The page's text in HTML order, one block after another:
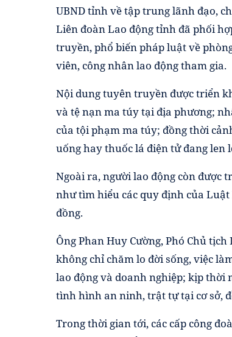
UBND tỉnh về tập trung lãnh đạo,
Liên đoàn Lao động tỉnh đã phối
truyền, phổ biến pháp luật về
viên, công nhân lao động tham gia.
Nội dung tuyên truyền được triển
và tệ nạn ma túy tại địa phương;
của tội phạm ma túy; đồng thời
uống hay thuốc lá điện tử đang len
Ngoài ra, người lao động còn được
như tìm hiểu các quy định của Luật
đồng.
Ông Phan Huy Cường, Phó Chủ
không chỉ chăm lo đời sống, việc
lao động và doanh nghiệp; kịp thời
tình hình an ninh, trật tự tại cơ sở,
Trong thời gian tới, các cấp công